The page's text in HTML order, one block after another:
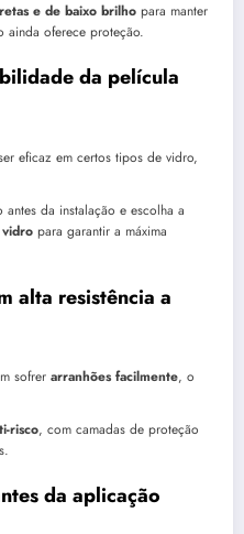
e de baixo brilho para manter
ainda oferece proteção.
da película
eficaz em certos tipos de vidro,
da instalação e escolha a
para garantir a máxima
alta resistência a
sofrer arranhões facilmente, o
risco, com camadas de proteção
da aplicação